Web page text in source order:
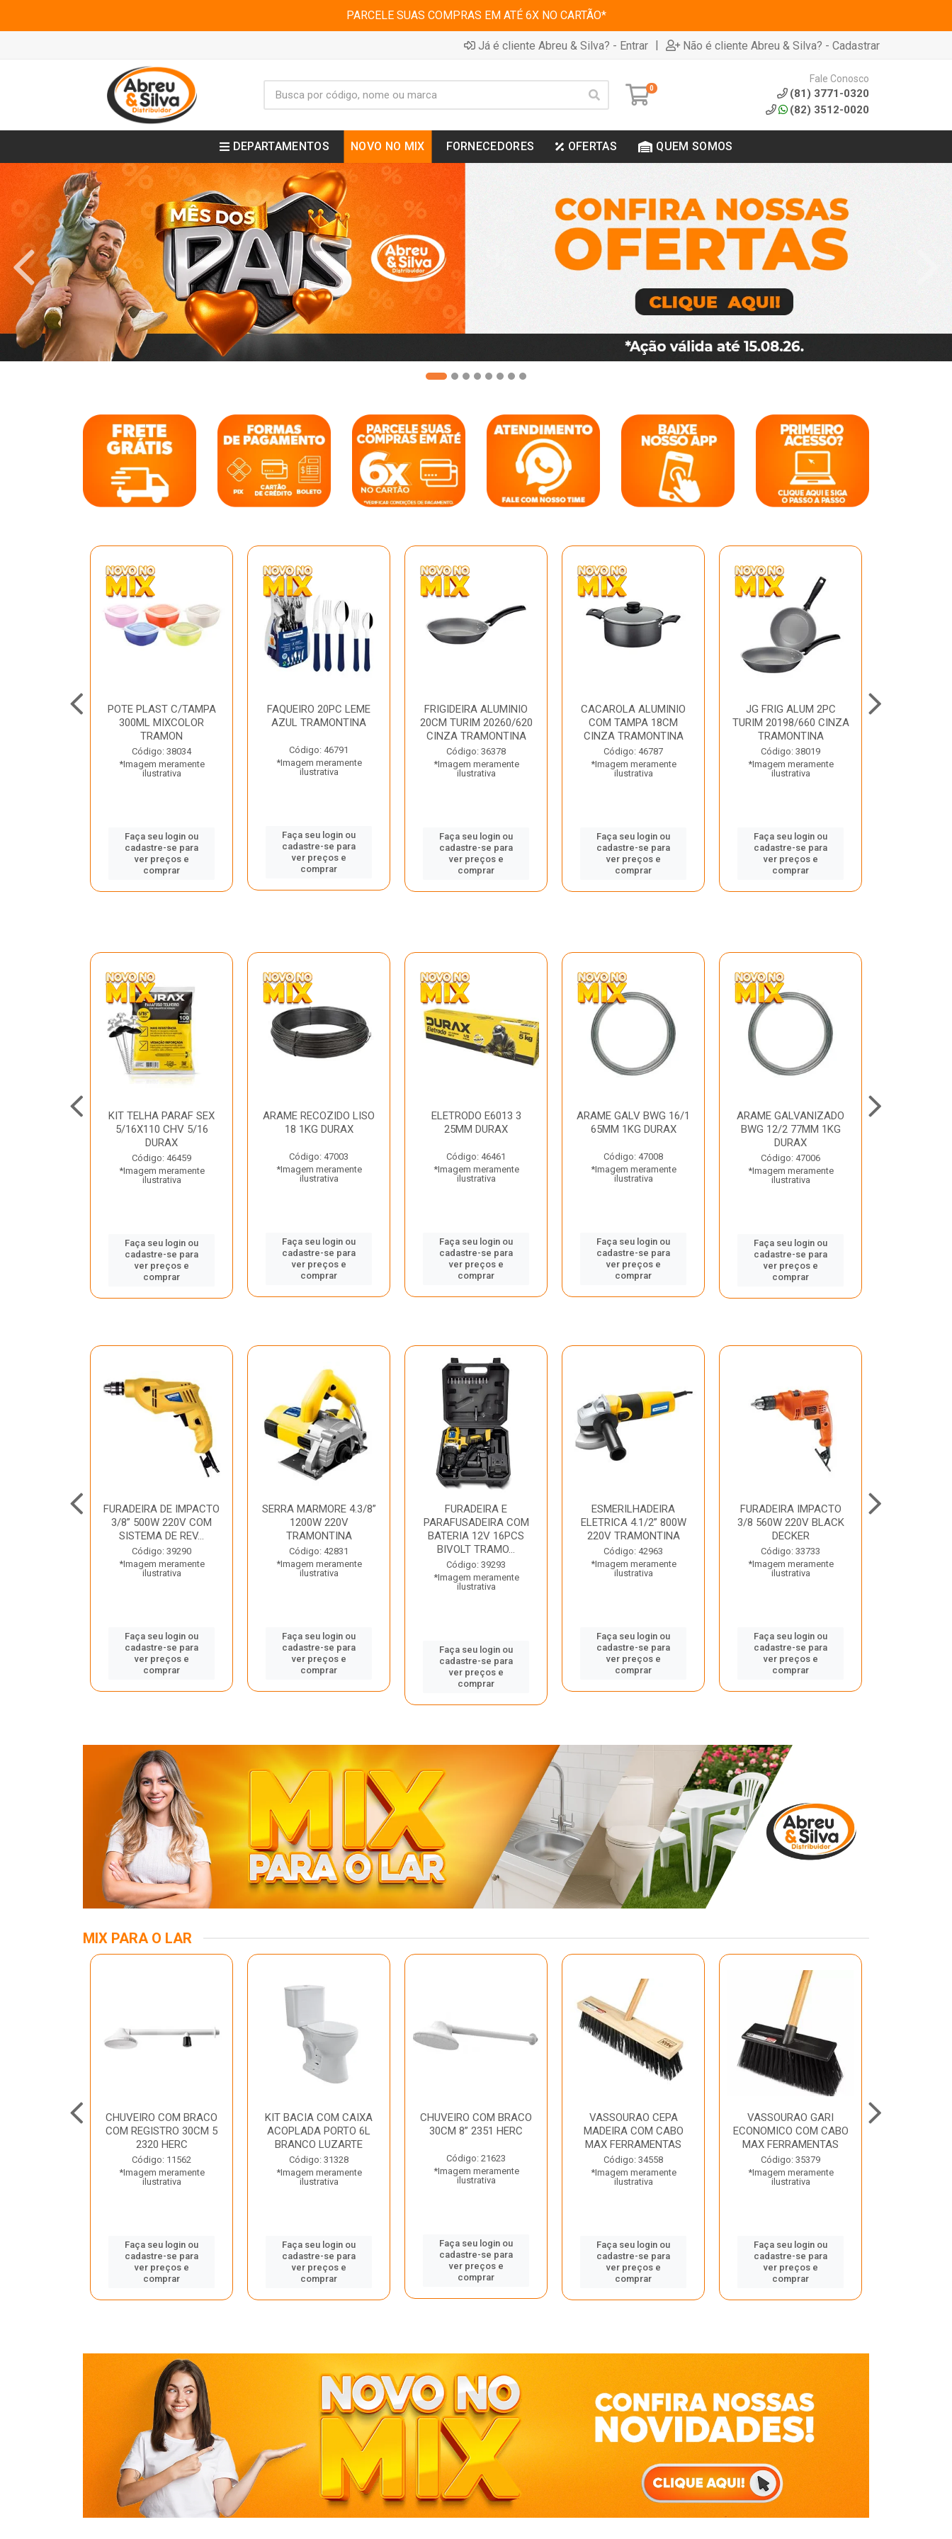
PARCELE SUAS COMPRAS EM ATÉ 6X NO CARTÃO*
Já é cliente Abreu & Silva? - Entrar | Não é cliente Abreu & Silva? - Cadastrar
0
Fale Conosco
(81) 3771-0320
(82) 3512-0020
DEPARTAMENTOS NOVO NO MIX FORNECEDORES OFERTAS QUEM SOMOS
POTE PLAST C/TAMPA
300ML MIXCOLOR
TRAMON
Código: 38034
*Imagem meramente
ilustrativa
Faça seu login ou
cadastre-se para
ver preços e
comprar
FAQUEIRO 20PC LEME
AZUL TRAMONTINA
Código: 46791
*Imagem meramente
ilustrativa
Faça seu login ou
cadastre-se para
ver preços e
comprar
FRIGIDEIRA ALUMINIO
20CM TURIM 20260/620
CINZA TRAMONTINA
Código: 36378
*Imagem meramente
ilustrativa
Faça seu login ou
cadastre-se para
ver preços e
comprar
CACAROLA ALUMINIO
COM TAMPA 18CM
CINZA TRAMONTINA
Código: 46787
*Imagem meramente
ilustrativa
Faça seu login ou
cadastre-se para
ver preços e
comprar
JG FRIG ALUM 2PC
TURIM 20198/660 CINZA
TRAMONTINA
Código: 38019
*Imagem meramente
ilustrativa
Faça seu login ou
cadastre-se para
ver preços e
comprar
KIT TELHA PARAF SEX
5/16X110 CHV 5/16
DURAX
Código: 46459
*Imagem meramente
ilustrativa
Faça seu login ou
cadastre-se para
ver preços e
comprar
ARAME RECOZIDO LISO
18 1KG DURAX
Código: 47003
*Imagem meramente
ilustrativa
Faça seu login ou
cadastre-se para
ver preços e
comprar
ELETRODO E6013 3
25MM DURAX
Código: 46461
*Imagem meramente
ilustrativa
Faça seu login ou
cadastre-se para
ver preços e
comprar
ARAME GALV BWG 16/1
65MM 1KG DURAX
Código: 47008
*Imagem meramente
ilustrativa
Faça seu login ou
cadastre-se para
ver preços e
comprar
ARAME GALVANIZADO
BWG 12/2 77MM 1KG
DURAX
Código: 47006
*Imagem meramente
ilustrativa
Faça seu login ou
cadastre-se para
ver preços e
comprar
FURADEIRA DE IMPACTO
3/8” 500W 220V COM
SISTEMA DE REV...
Código: 39290
*Imagem meramente
ilustrativa
Faça seu login ou
cadastre-se para
ver preços e
comprar
SERRA MARMORE 4.3/8”
1200W 220V
TRAMONTINA
Código: 42831
*Imagem meramente
ilustrativa
Faça seu login ou
cadastre-se para
ver preços e
comprar
FURADEIRA E
PARAFUSADEIRA COM
BATERIA 12V 16PCS
BIVOLT TRAMO...
Código: 39293
*Imagem meramente
ilustrativa
Faça seu login ou
cadastre-se para
ver preços e
comprar
ESMERILHADEIRA
ELETRICA 4.1/2” 800W
220V TRAMONTINA
Código: 42963
*Imagem meramente
ilustrativa
Faça seu login ou
cadastre-se para
ver preços e
comprar
FURADEIRA IMPACTO
3/8 560W 220V BLACK
DECKER
Código: 33733
*Imagem meramente
ilustrativa
Faça seu login ou
cadastre-se para
ver preços e
comprar
MIX PARA O LAR
CHUVEIRO COM BRACO
COM REGISTRO 30CM 5
2320 HERC
Código: 11562
*Imagem meramente
ilustrativa
Faça seu login ou
cadastre-se para
ver preços e
comprar
KIT BACIA COM CAIXA
ACOPLADA PORTO 6L
BRANCO LUZARTE
Código: 31328
*Imagem meramente
ilustrativa
Faça seu login ou
cadastre-se para
ver preços e
comprar
CHUVEIRO COM BRACO
30CM 8” 2351 HERC
Código: 21623
*Imagem meramente
ilustrativa
Faça seu login ou
cadastre-se para
ver preços e
comprar
VASSOURAO CEPA
MADEIRA COM CABO
MAX FERRAMENTAS
Código: 34558
*Imagem meramente
ilustrativa
Faça seu login ou
cadastre-se para
ver preços e
comprar
VASSOURAO GARI
ECONOMICO COM CABO
MAX FERRAMENTAS
Código: 35379
*Imagem meramente
ilustrativa
Faça seu login ou
cadastre-se para
ver preços e
comprar